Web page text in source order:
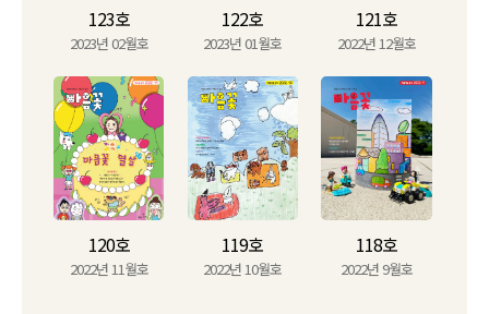
123호
2023년 02월호
122호
2023년 01월호
121호
2022년 12월호
120호
2022년 11월호
119호
2022년 10월호
118호
2022년 9월호